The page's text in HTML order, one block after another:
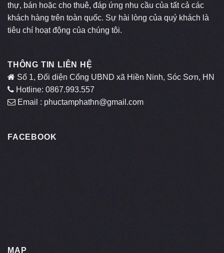
thự, bán hoặc cho thuê, đáp ứng nhu cầu của tất cả các
khách hàng trên toàn quốc. Sự hài lòng của quý khách là
tiêu chí hoạt động của chúng tôi.
THÔNG TIN LIÊN HỆ
Số 1, Đối diện Cổng UBND xã Hiền Ninh, Sóc Sơn, HN
Hotline: 0867.993.557
Email : phuctamphathn@gmail.com
FACEBOOK
MAP